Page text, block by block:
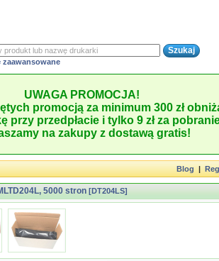
zaawansowane
UWAGA PROMOCJA!
promocją za minimum 300 zł
przy przedpłacie i tylko 9 zł za
na zakupy z dostawą gratis!
Blog|
5000 stron [DT204LS]